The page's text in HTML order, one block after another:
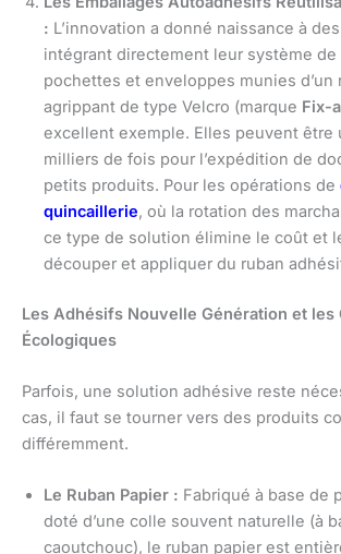
: L’innovation a donné naissance à
intégrant directement leur système de
pochettes et enveloppes munies d’un
agrippant de type Velcro (marque Fix-
excellent exemple. Elles peuvent être
milliers de fois pour l’expédition de
petits produits. Pour les opérations de
quincaillerie, où la rotation des
ce type de solution élimine le coût et
découper et appliquer du ruban
Les Adhésifs Nouvelle Génération et les
Écologiques
Parfois, une solution adhésive reste
cas, il faut se tourner vers des produits
différemment.
Le Ruban Papier : Fabriqué à base de
doté d’une colle souvent naturelle (à
caoutchouc), le ruban papier est